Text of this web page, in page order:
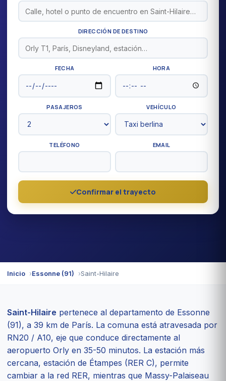
DIRECCIÓN DE DESTINO
FECHA HORA
PASAJEROS VEHÍCULO
TELÉFONO EMAIL
Confirmar el trayecto
Inicio Essonne (91) Saint-Hilaire
Saint-Hilaire pertenece al departamento de Essonne
(91), a 39 km de París. La comuna está atravesada por
RN20 / A10, eje que conduce directamente al
aeropuerto Orly en 35-50 minutos. La estación más
cercana, estación de Étampes (RER C), permite
cambiar a la red RER, mientras que Massy-Palaiseau